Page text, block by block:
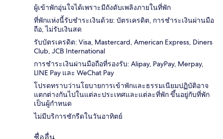
ผู้เข้าพักอุ่นใจได้เพราะมีถังดับเพลิงภายในที่พัก
ที่พักแห่งนี้รับชำระเงินด้วย: บัตรเครดิต, การชำระเงินผ่านมือ
ถือ, ไม่รับเงินสด
รับบัตรเครดิต: Visa, Mastercard, American Express, Diners
Club, JCB International
การชำระเงินผ่านมือถือที่รองรับ: Alipay, PayPay, Merpay,
LINE Pay และ WeChat Pay
โปรดทราบว่านโยบายการเข้าพักและธรรมเนียมปฏิบัติอาจ
แตกต่างกันไปในแต่ละประเทศและแต่ละที่พัก ขึ้นอยู่กับที่พัก
เป็นผู้กำหนด
ไม่มีบริการซักรีดในวันอาทิตย์